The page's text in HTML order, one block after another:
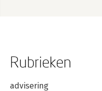
Rubrieken
advisering